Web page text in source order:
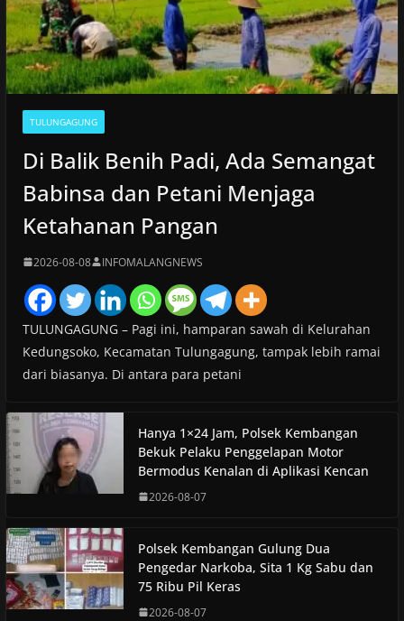
TULUNGAGUNG
Di Balik Benih Padi, Ada Semangat
Babinsa dan Petani Menjaga
Ketahanan Pangan
2026-08-08 INFOMALANGNEWS
TULUNGAGUNG – Pagi ini, hamparan sawah di Kelurahan
Kedungsoko, Kecamatan Tulungagung, tampak lebih ramai
dari biasanya. Di antara para petani
Hanya 1×24 Jam, Polsek Kembangan
Bekuk Pelaku Penggelapan Motor
Bermodus Kenalan di Aplikasi Kencan
2026-08-07
Polsek Kembangan Gulung Dua
Pengedar Narkoba, Sita 1 Kg Sabu dan
75 Ribu Pil Keras
2026-08-07